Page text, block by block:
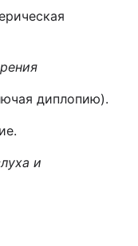
диплопию).
и